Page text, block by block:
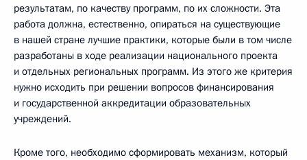
результатам, по качеству программ, по их сложности. Эта
работа должна, естественно, опираться на существующие
в нашей стране лучшие практики, которые были в том числе
разработаны в ходе реализации национального проекта
и отдельных региональных программ. Из этого же критерия
нужно исходить при решении вопросов финансирования
и государственной аккредитации образовательных
учреждений.
Кроме того, необходимо сформировать механизм, который